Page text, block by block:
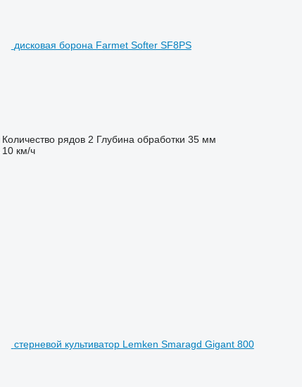
дисковая борона Farmet Softer SF8PS
Количество рядов 2 Глубина обработки 35 мм
10 км/ч
стерневой культиватор Lemken Smaragd Gigant 800